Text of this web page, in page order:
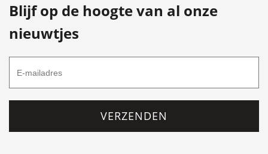
Blijf op de hoogte van al onze
nieuwtjes
VERZENDEN